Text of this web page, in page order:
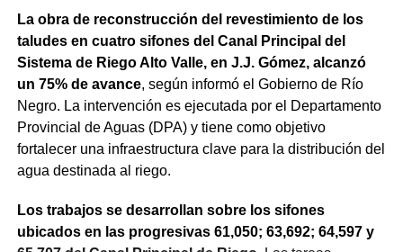
La obra de reconstrucción del revestimiento de los
taludes en cuatro sifones del Canal Principal del
Sistema de Riego Alto Valle, en J.J. Gómez, alcanzó
un 75% de avance, según informó el Gobierno de Río
Negro. La intervención es ejecutada por el Departamento
Provincial de Aguas (DPA) y tiene como objetivo
fortalecer una infraestructura clave para la distribución del
agua destinada al riego.
Los trabajos se desarrollan sobre los sifones
ubicados en las progresivas 61,050; 63,692; 64,597 y